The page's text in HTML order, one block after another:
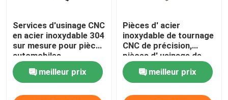
Services d'extrusion de l'aluminium
Services d'électroérosion à fil
Services de traitement de surface
Services d'usinage CNC
en acier inoxydable 304
sur mesure pour pièces
automobiles
meilleur prix
Pièces d' acier
inoxydable de tournage
CNC de précision,
pièces d' usinage de
précision sur mesure
meilleur prix